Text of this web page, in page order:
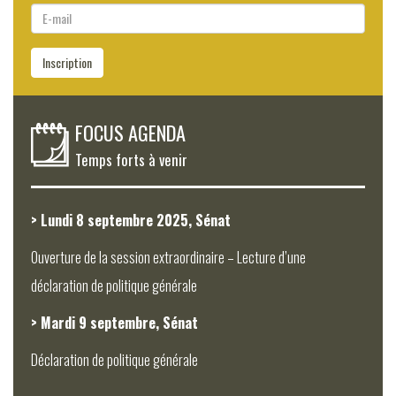
E-
mail
Inscription
FOCUS AGENDA
Temps forts à venir
> Lundi 8 septembre 2025, Sénat
Ouverture de la session extraordinaire – Lecture d’une
déclaration de politique générale
> Mardi 9 septembre, Sénat
Déclaration de politique générale